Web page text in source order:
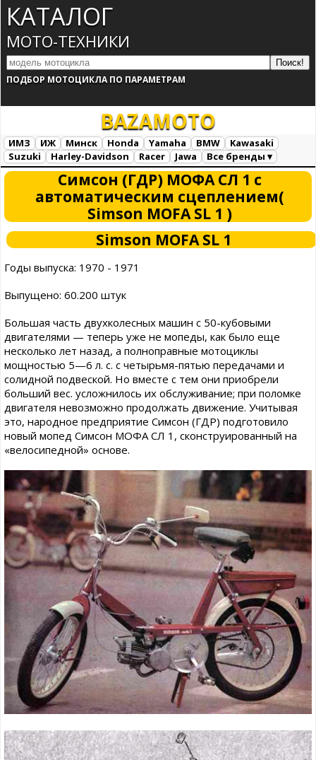
КАТАЛОГ
МОТО-ТЕХНИКИ
ПОДБОР МОТОЦИКЛА ПО ПАРАМЕТРАМ
BAZAMOTO
ИМЗ ИЖ Минск Honda Yamaha BMW
Kawasaki
Suzuki
Harley-Davidson Racer Jawa
Все бренды ▾
Все марки
Загрузка...
Симсон (ГДР) МОФА СЛ 1 с
автоматическим сцеплением(
Simson MOFA SL 1 )
Simson MOFA SL 1
Годы выпуска: 1970 - 1971
Выпущено: 60.200 штук
Большая часть двухколесных машин с 50-кубовыми
двигателями — теперь уже не мопеды, как было еще
несколько лет назад, а полноправные мотоциклы
мощностью 5—6 л. с. с четырьмя-пятью передачами и
солидной подвеской. Но вместе с тем они приобрели
больший вес. усложнилось их обслуживание; при поломке
двигателя невозможно продолжать движение. Учитывая
это, народное предприятие Симсон (ГДР) подготовило
новый мопед Симсон МОФА СЛ 1, сконструированный на
«велосипедной» основе.